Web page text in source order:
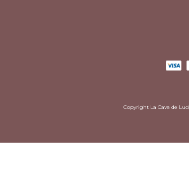
Copyright La Cava de